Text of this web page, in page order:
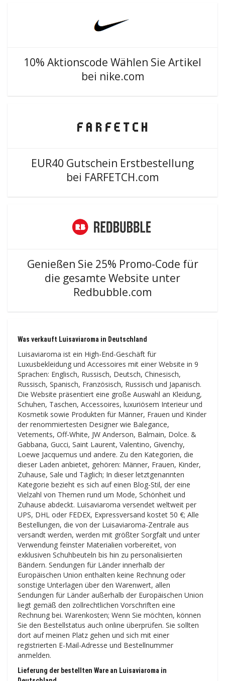
10% Aktionscode Wählen Sie Artikel
bei nike.com
EUR40 Gutschein Erstbestellung
bei FARFETCH.com
Genießen Sie 25% Promo-Code für
die gesamte Website unter
Redbubble.com
Was verkauft Luisaviaroma in Deutschland
Luisaviaroma ist ein High-End-Geschäft für
Luxusbekleidung und Accessoires mit einer Website in 9
Sprachen: Englisch, Russisch, Deutsch, Chinesisch,
Russisch, Spanisch, Französisch, Russisch und Japanisch.
Die Website präsentiert eine große Auswahl an Kleidung,
Schuhen, Taschen, Accessoires, luxuriösem Interieur und
Kosmetik sowie Produkten für Männer, Frauen und Kinder
der renommiertesten Designer wie Balegance,
Vetements, Off-White, JW Anderson, Balmain, Dolce. &
Gabbana, Gucci, Saint Laurent, Valentino, Givenchy,
Loewe Jacquemus und andere. Zu den Kategorien, die
dieser Laden anbietet, gehören: Männer, Frauen, Kinder,
Zuhause, Sale und Täglich; In dieser letztgenannten
Kategorie bezieht es sich auf einen Blog-Stil, der eine
Vielzahl von Themen rund um Mode, Schönheit und
Zuhause abdeckt. Luisaviaroma versendet weltweit per
UPS, DHL oder FEDEX, Expressversand kostet 50 €; Alle
Bestellungen, die von der Luisaviaroma-Zentrale aus
versandt werden, werden mit größter Sorgfalt und unter
Verwendung feinster Materialien vorbereitet, von
exklusiven Schuhbeuteln bis hin zu personalisierten
Bändern. Sendungen für Länder innerhalb der
Europäischen Union enthalten keine Rechnung oder
sonstige Unterlagen über den Warenwert, allen
Sendungen für Länder außerhalb der Europäischen Union
liegt gemäß den zollrechtlichen Vorschriften eine
Rechnung bei. Warenkosten; Wenn Sie möchten, können
Sie den Bestellstatus auch online überprüfen. Sie sollten
dort auf meinen Platz gehen und sich mit einer
registrierten E-Mail-Adresse und Bestellnummer
anmelden.
Lieferung der bestellten Ware an Luisaviaroma in